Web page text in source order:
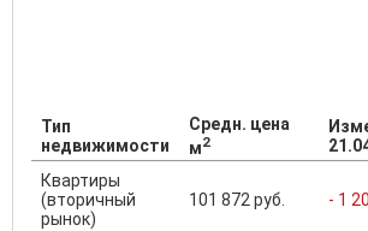
Тип
недвижимости
Средн. цена
м2
Квартиры
(вторичный
рынок)
101 872 руб. - 1